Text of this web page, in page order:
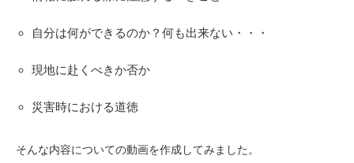
自分は何ができるのか？何も出来ない・・・
現地に赴くべきか否か
災害時における道徳
そんな内容についての動画を作成してみました。